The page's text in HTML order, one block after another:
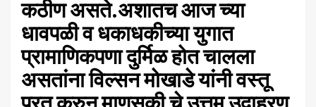
कठीण असते.अशातच आज च्या
धावपळी व धकाधकीच्या युगात
प्रामाणिकपणा दुर्मिळ होत चालला
असतांना विल्सन मोखाडे यांनी वस्तू